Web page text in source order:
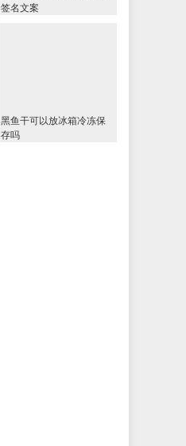
签名文案
黑鱼干可以放冰箱冷冻保
存吗